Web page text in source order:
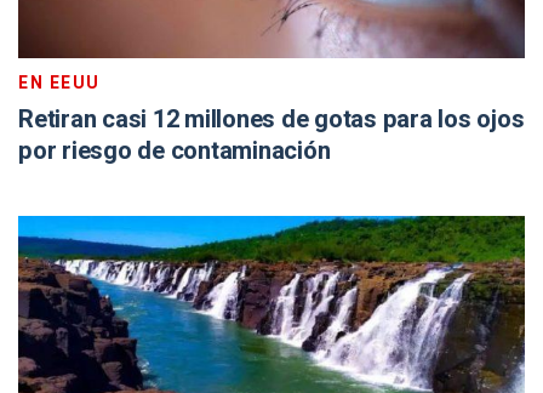
EN EEUU
Retiran casi 12 millones de gotas para los ojos
por riesgo de contaminación